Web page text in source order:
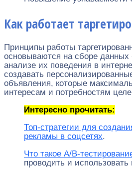
Как работает
Принципы работы
основываются на сборе данных
анализе их поведения в
создавать
объявления, которые
интересам и потребностям
Интересно прочитать:
Топ-стратегии для
рекламы в соцсетях.
Что такое A/B-
проводить и использовать